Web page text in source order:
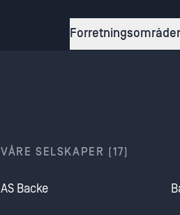
Forretningsområder
VÅRE SELSKAPER (17)
AS Backe